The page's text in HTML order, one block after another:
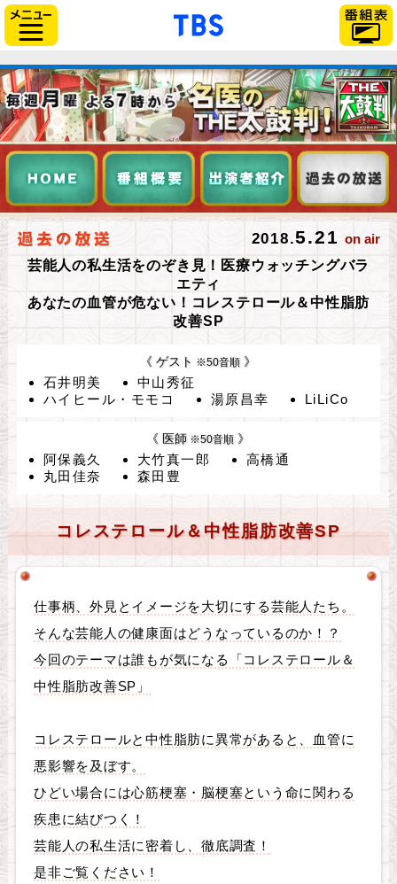
「TBSテレビ」トップペ
2018.5.21 on air
芸能人の私生活をのぞき見！医療ウォッチングバラ
エティ
あなたの血管が危ない！コレステロール＆中性脂肪
改善SP
《 ゲスト ※50音順 》
石井明美
中山秀征
ハイヒール・モモコ
湯原昌幸 LiLiCo
《 医師 ※50音順 》
阿保義久 大竹真一郎
高橋通
丸田佳奈
森田豊
コレステロール＆中性脂肪改善SP
仕事柄、外見とイメージを大切にする芸能人たち。
そんな芸能人の健康面はどうなっているのか！？
今回のテーマは誰もが気になる「コレステロール＆
中性脂肪改善SP」
コレステロールと中性脂肪に異常があると、血管に
悪影響を及ぼす。
ひどい場合には心筋梗塞・脳梗塞という命に関わる
疾患に結びつく！
芸能人の私生活に密着し、徹底調査！
是非ご覧ください！